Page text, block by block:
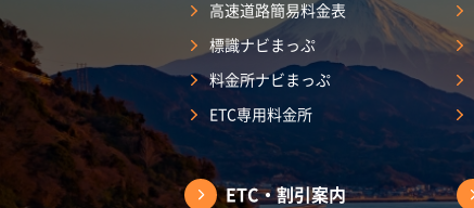
高速道路簡易料金表
標識ナビまっぷ
料金所ナビまっぷ
ETC専用料金所
ETC・割引案内